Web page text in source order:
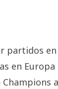
partidos
en